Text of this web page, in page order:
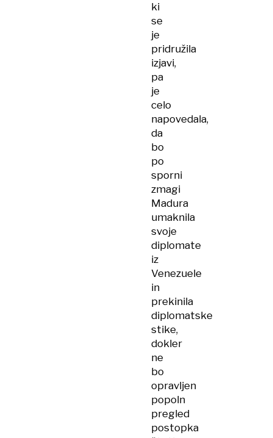
ki
se
je
pridružila
izjavi,
pa
je
celo
napovedala,
da
bo
po
sporni
zmagi
Madura
umaknila
svoje
diplomate
iz
Venezuele
in
prekinila
diplomatske
stike,
dokler
ne
bo
opravljen
popoln
pregled
postopka